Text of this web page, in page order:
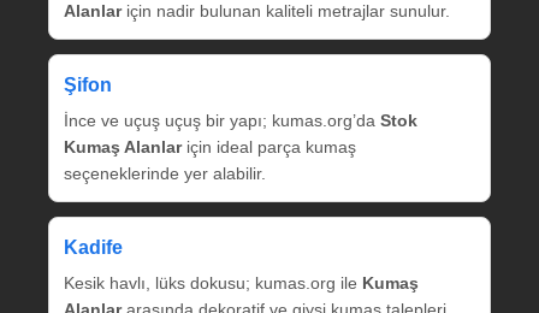
Alanlariçin nadir bulunan kaliteli metrajlar sunulur.
Şifon
İnce ve uçuş uçuş bir yapı; kumas.org’da Stok
Kumaş Alanlariçin ideal parça kumaş
seçeneklerinde yer alabilir.
Kadife
Kesik havlı, lüks dokusu; kumas.org ile Kumaş